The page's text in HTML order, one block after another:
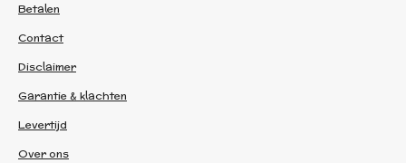
Betalen
Contact
Disclaimer
Garantie & klachten
Levertijd
Over ons